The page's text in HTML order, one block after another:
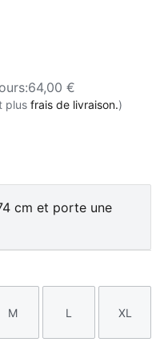
:64,00 €
plus frais de livraison.)
cm et porte une
Taille
M
Taille
L
Taille
XL